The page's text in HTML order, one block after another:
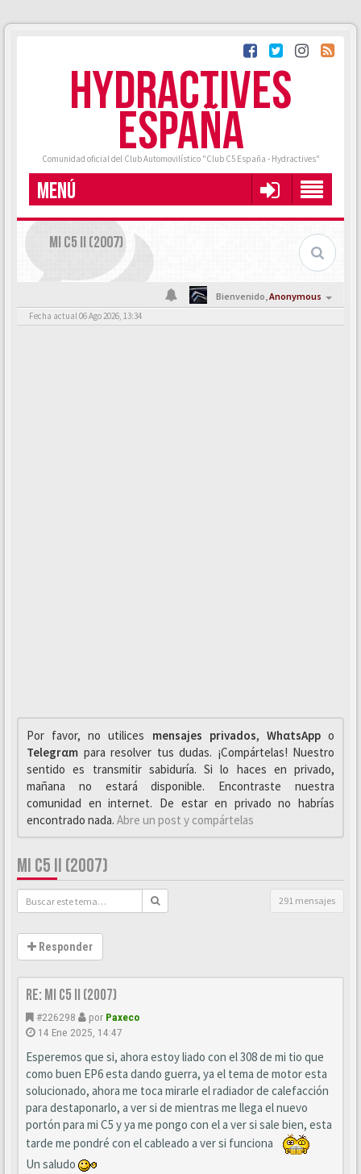
HYDRACTIVES
ESPAÑA
Comunidad oficial del Club Automovilístico "Club C5 España - Hydractives"
MENÚ
MI C5 II (2007)
Bienvenido,Anonymous
Fecha actual 06 Ago 2026, 13:34
Por favor, no utilices mensajes privados, WhαtsAppo
Telegrαm para resolver tus dudas. ¡Compártelas! Nuestro
sentido es transmitir sabiduría. Si lo haces en privado,
mañana no estará disponible. Encontraste nuestra
comunidad en internet. De estar en privado no habrías
encontrado nada. Abre un post y compártelas
MI C5 II (2007)
291 mensajes
Responder
Re: Mi C5 II (2007)
#226298 por Paxeco
14 Ene 2025, 14:47
Esperemos que si, ahora estoy liado con el 308 de mi tio que
como buen EP6 esta dando guerra, ya el tema de motor esta
solucionado, ahora me toca mirarle el radiador de calefacción
para destaponarlo, a ver si de mientras me llega el nuevo
portón para mi C5 y ya me pongo con el a ver si sale bien, esta
tarde me pondré con el cableado a ver si funciona
Un saludo